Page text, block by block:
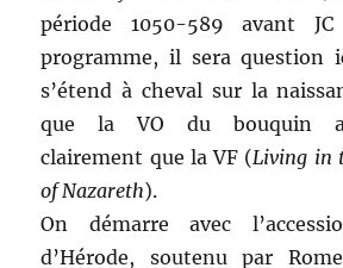
période 1050-589 avant
programme, il sera question
s’étend à cheval sur la
que la VO du bouquin
clairement que la VF (Living in
of Nazareth).
On démarre avec
d’Hérode, soutenu par